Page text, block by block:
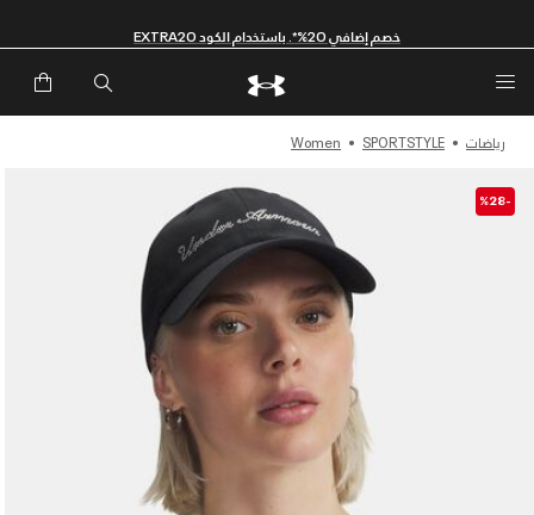
رياضات SPORTSTYLE
Women
-%28